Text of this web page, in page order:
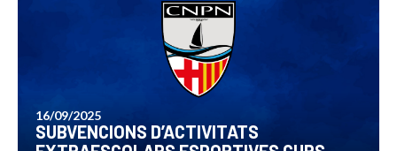
16/09/2025
SUBVENCIONS D’ACTIVITATS